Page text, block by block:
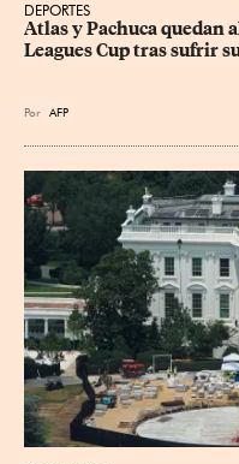
DEPORTES
Atlas y Pachuca quedan
Leagues Cup tras sufrir
Por AFP